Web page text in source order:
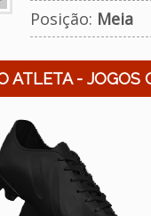
Posição: Meia
ATLETA - JOGOS